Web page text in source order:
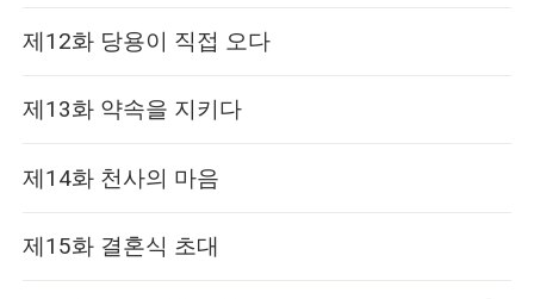
제12화 당용이 직접 오다
제13화 약속을 지키다
제14화 천사의 마음
제15화 결혼식 초대